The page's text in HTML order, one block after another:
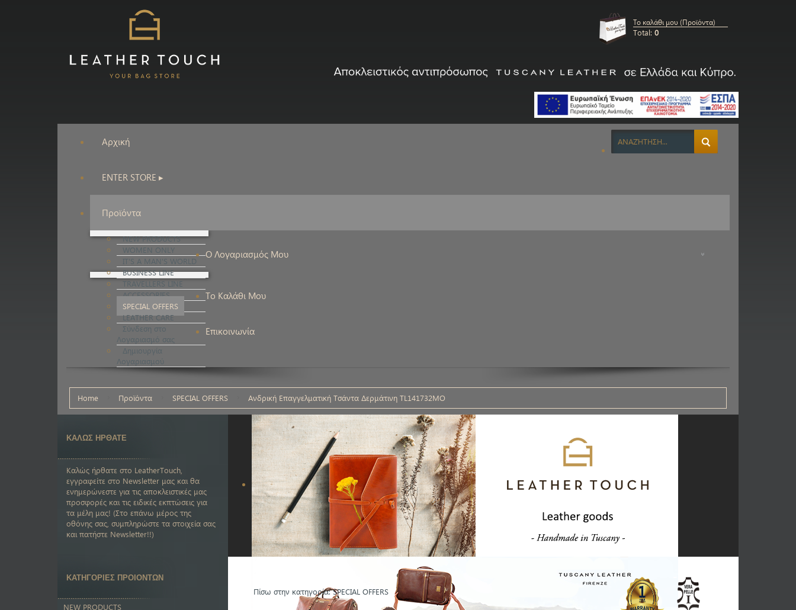
Το καλάθι μου (Προϊόντα)
Total: 0
Αρχική
ENTER STORE ▸
Προϊόντα
NEW PRODUCTS
WOMEN ONLY
IT'S A MAN'S WORLD
BUSINESS LINE
TRAVELLERS LINE
ACCESSORIES
SPECIAL OFFERS
LEATHER CARE
Ο Λογαριασμός Μου
Σύνδεση στο
Λογαριασμό σας
Δημιουργία
Λογαριασμού
Το Καλάθι Μου
Επικοινωνία
Home Προϊόντα SPECIAL OFFERS Ανδρική Επαγγελματική Τσάντα Δερμάτινη TL141732MO
ΚΑΛΩΣ ΗΡΘΑΤΕ
Καλώς ήρθατε στο LeatherTouch,
εγγραφείτε στο Newsletter μας και θα
ενημερώνεστε για τις αποκλειστικές μας
προσφορές και τις ειδικές εκπτώσεις για
τα μέλη μας! (Στο επάνω μέρος της
οθόνης σας, συμπληρώστε τα στοιχεία σας
και πατήστε Newsletter!!)
ΚΑΤΗΓΟΡΙΕΣ ΠΡΟΙΟΝΤΩΝ
NEW PRODUCTS
Πίσω στην κατηγορία: SPECIAL OFFERS